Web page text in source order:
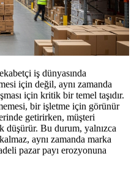
iş dünyasında
için değil, aynı zamanda
için kritik bir temel taşıdır.
bir işletme için görünür
getirirken, müşteri
düşürür. Bu durum, yalnızca
aynı zamanda marka
pazar payı erozyonuna